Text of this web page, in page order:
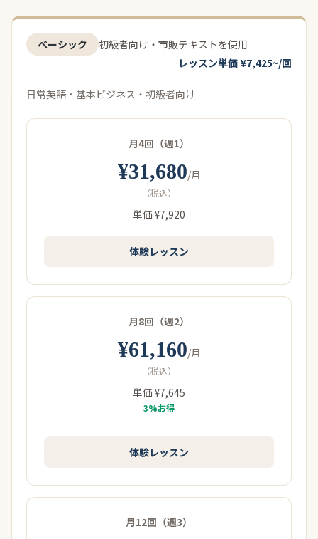
ベーシック
初級者向け・市販テキストを使用
レッスン単価 ¥7,425~/回
日常英語・基本ビジネス・初級者向け
月4回（週1）
¥31,680/月
（税込）
単価 ¥7,920
体験レッスン
月8回（週2）
¥61,160/月
（税込）
単価 ¥7,645
3%お得
体験レッスン
月12回（週3）